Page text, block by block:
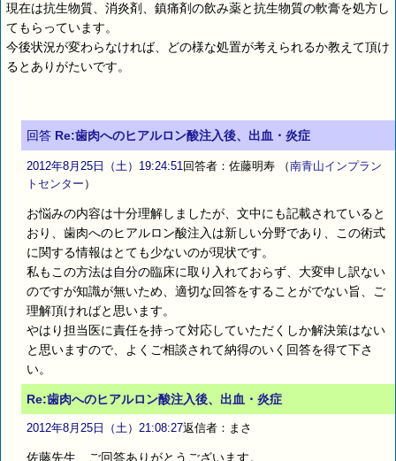
現在は抗生物質、消炎剤、鎮痛剤の飲み薬と抗生物質の軟膏を処方し
てもらっています。
今後状況が変わらなければ、どの様な処置が考えられるか教えて頂け
るとありがたいです。
回答 Re:歯肉へのヒアルロン酸注入後、出血・炎症
2012年8月25日（土）19:24:51回答者：佐藤明寿 （南青山インプラン
トセンター ）
お悩みの内容は十分理解しましたが、文中にも記載されていると
おり、歯肉へのヒアルロン酸注入は新しい分野であり、この術式
に関する情報はとても少ないのが現状です。
私もこの方法は自分の臨床に取り入れておらず、大変申し訳ない
のですが知識が無いため、適切な回答をすることがでない旨、ご
理解頂ければと思います。
やはり担当医に責任を持って対応していただくしか解決策はない
と思いますので、よくご相談されて納得のいく回答を得て下さ
い。
Re:歯肉へのヒアルロン酸注入後、出血・炎症
2012年8月25日（土）21:08:27返信者：まさ
佐藤先生、ご回答ありがとうございます。